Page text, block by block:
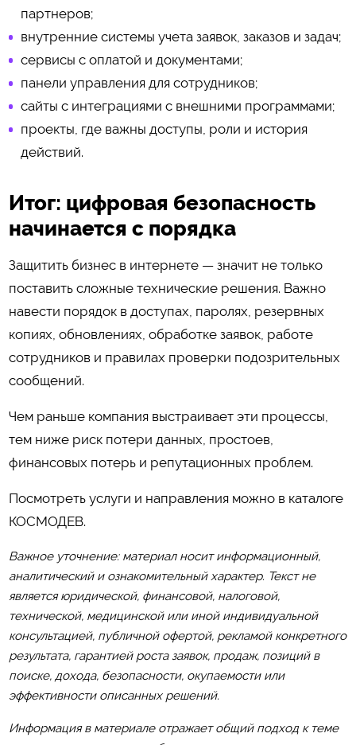
партнеров;
внутренние системы учета заявок, заказов и задач;
сервисы с оплатой и документами;
панели управления для сотрудников;
сайты с интеграциями с внешними программами;
проекты, где важны доступы, роли и история
действий.
Итог: цифровая безопасность
начинается с порядка
Защитить бизнес в интернете — значит не только
поставить сложные технические решения. Важно
навести порядок в доступах, паролях, резервных
копиях, обновлениях, обработке заявок, работе
сотрудников и правилах проверки подозрительных
сообщений.
Чем раньше компания выстраивает эти процессы,
тем ниже риск потери данных, простоев,
финансовых потерь и репутационных проблем.
Посмотреть услуги и направления можно в каталоге
КОСМОДЕВ.
Важное уточнение: материал носит информационный,
аналитический и ознакомительный характер. Текст не
является юридической, финансовой, налоговой,
технической, медицинской или иной индивидуальной
консультацией, публичной офертой, рекламой конкретного
результата, гарантией роста заявок, продаж, позиций в
поиске, дохода, безопасности, окупаемости или
эффективности описанных решений.
Информация в материале отражает общий подход к теме